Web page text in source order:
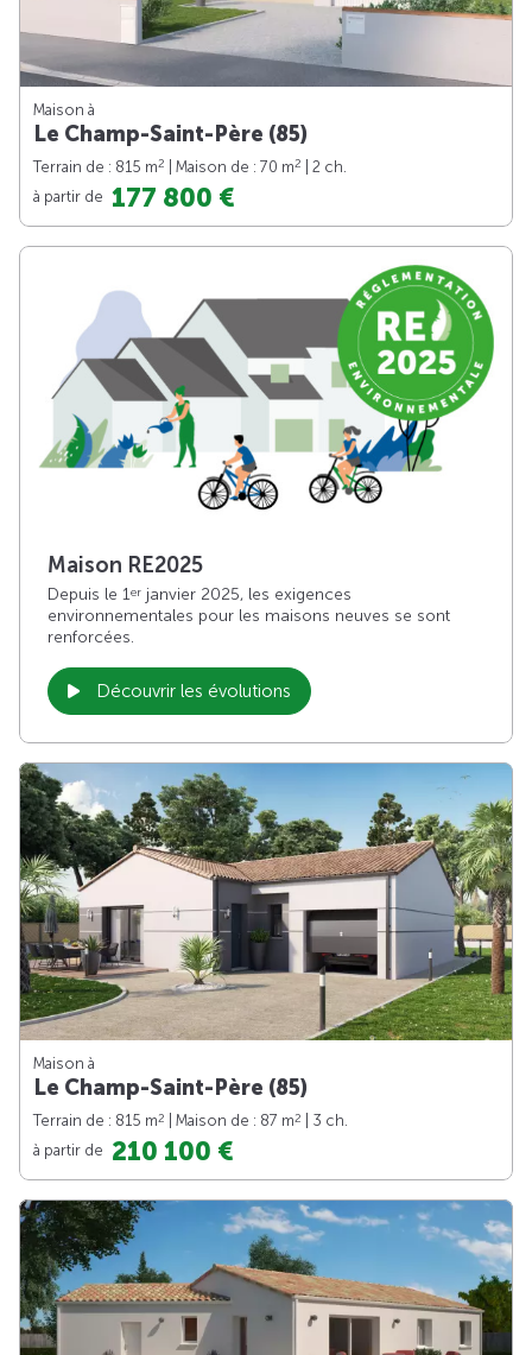
Maison à
Le Champ-Saint-Père (85)
Terrain de : 815 m2 | Maison de : 70 m2
| 2 ch.
à partir de 177 800 €
Maison RE2025
Depuis le 1er janvier 2025, les exigences
environnementales pour les maisons neuves se sont
renforcées.
Découvrir les évolutions
Maison à
Le Champ-Saint-Père (85)
Terrain de : 815 m2 | Maison de : 87 m2
| 3 ch.
à partir de 210 100 €